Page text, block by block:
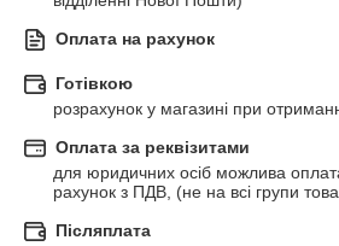
Оплата на рахунок
Готівкою
розрахунок у магазині при
Оплата за реквізитами
для юридичних осіб можлива
рахунок з ПДВ, (не на всі групи
Післяплата